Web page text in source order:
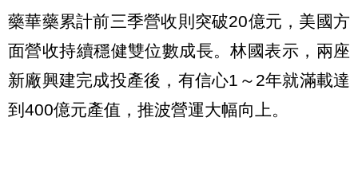
藥華藥累計前三季營收則突破20億元，美國方
面營收持續穩健雙位數成長。林國表示，兩座
新廠興建完成投產後，有信心1～2年就滿載達
到400億元產值，推波營運大幅向上。